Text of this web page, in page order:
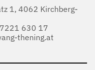
1, 4062 Kirchberg-
630 17
thening.at